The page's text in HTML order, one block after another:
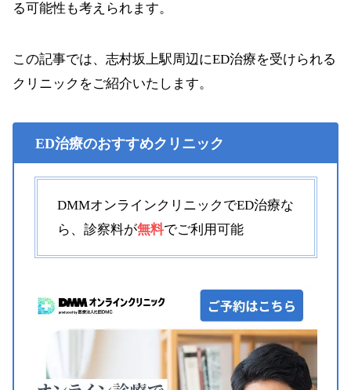
る可能性も考えられます。
この記事では、志村坂上駅周辺にED治療を受けられる
クリニックをご紹介いたします。
ED治療のおすすめクリニック
DMMオンラインクリニックでED治療な
ら、診察料が無料でご利用可能